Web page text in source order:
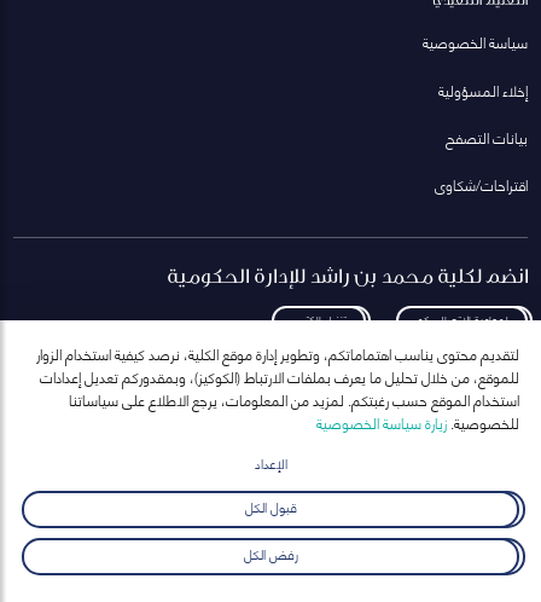
سياسة الخصوصية
إخلاء المسؤولية
بيانات التصفح
اقتراحات/شكاوى
انضم لكلية محمد بن راشد للإدارة الحكومية
لمعاودة الاتصال بكم تنزيل الكتيب
انضم إلى قائمة مراسلاتنا
ارسال
لتقديم محتوى يناسب اهتماماتكم، وتطوير إدارة موقع الكلية، نرصد كيفية استخدام الزوار
للموقع، من خلال تحليل ما يعرف بملفات الارتباط (الكوكيز)، وبمقدوركم تعديل إعدادات
استخدام الموقع حسب رغبتكم. لمزيد من المعلومات، يرجع الاطلاع على سياساتنا
للخصوصية.زيارة سياسة الخصوصية
الإعداد
قبول الكل
رفض الكل